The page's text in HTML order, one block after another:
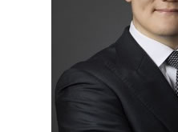
パワハラ 相談 解決
振り込め詐欺 東京
誹謗中傷 全国
架空請求 港区 相談
債務整理 全国 弁
契約書作成 全国
消費者被害 全国 弁